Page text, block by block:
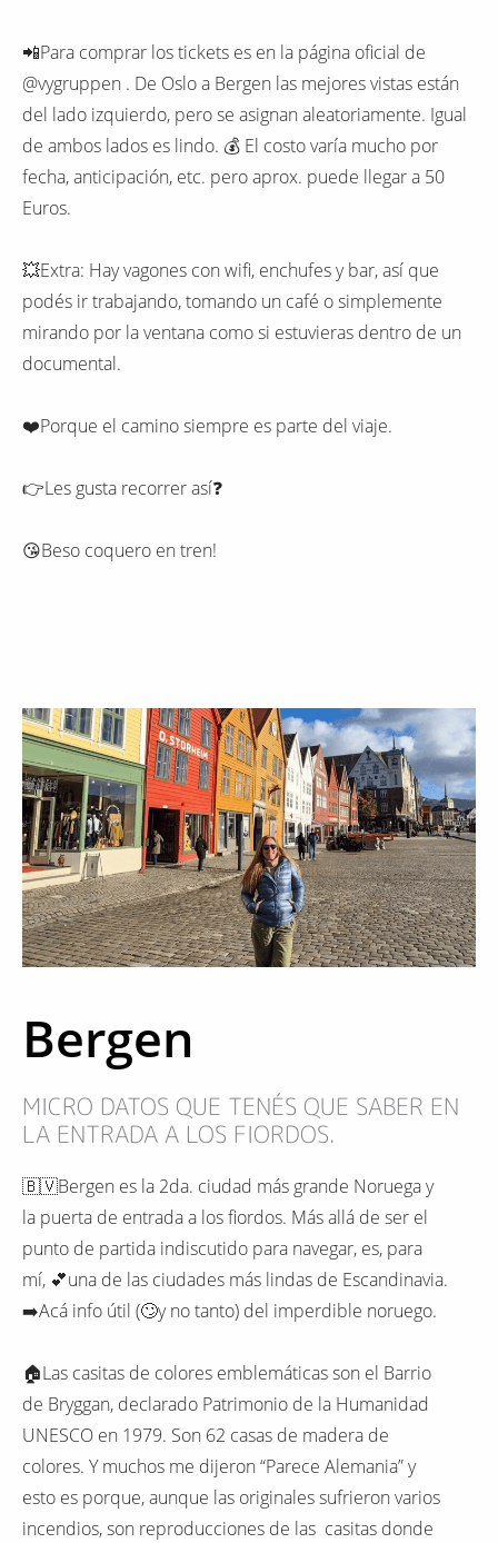
📲Para comprar los tickets es en la página oficial de
@vygruppen . De Oslo a Bergen las mejores vistas están
del lado izquierdo, pero se asignan aleatoriamente. Igual
de ambos lados es lindo. 💰 El costo varía mucho por
fecha, anticipación, etc. pero aprox. puede llegar a 50
Euros.
💥Extra: Hay vagones con wifi, enchufes y bar, así que
podés ir trabajando, tomando un café o simplemente
mirando por la ventana como si estuvieras dentro de un
documental.
❤️Porque el camino siempre es parte del viaje.
👉Les gusta recorrer así❓️
😘Beso coquero en tren!
Bergen
MICRO DATOS QUE TENÉS QUE SABER EN
LA ENTRADA A LOS FIORDOS.
🇧🇻Bergen es la 2da. ciudad más grande Noruega y
la puerta de entrada a los fiordos. Más allá de ser el
punto de partida indiscutido para navegar, es, para
mí, 💕una de las ciudades más lindas de Escandinavia.
➡️Acá info útil (🙄y no tanto) del imperdible noruego.
🏠Las casitas de colores emblemáticas son el Barrio
de Bryggan, declarado Patrimonio de la Humanidad
UNESCO en 1979. Son 62 casas de madera de
colores. Y muchos me dijeron “Parece Alemania” y
esto es porque, aunque las originales sufrieron varios
incendios, son reproducciones de las casitas donde